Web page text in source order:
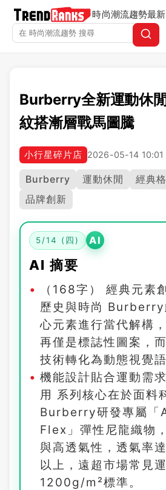
時尚潮流趨勢最新
Burberry全新運動休
紋搭漸層戰馬圖騰
小行星碎片店 2026-05-14 10:01
Burberry 運動休閒 經典
品牌創新
5/14 (四) AI
AI 摘要
（168字） 經典元素
歷史與時尚 Burberry
心元素進行當代解構
再僅是標誌性圖案，
技術轉化為動態視覺語
機能設計貼合運動需
用 系列核心在於面料
Burberry研發專屬
Flex」彈性尼龍織物
與高透氣性，透氣率
以上，遠超市場常見
1200g/m²標準。